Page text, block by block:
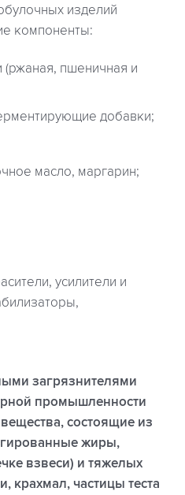
изделий
компоненты:
пшеничная и
добавки;
масло, маргарин;
усилители и
загрязнителями
промышленности
состоящие из
жиры,
взвеси) и тяжелых
крахмал, частицы теста